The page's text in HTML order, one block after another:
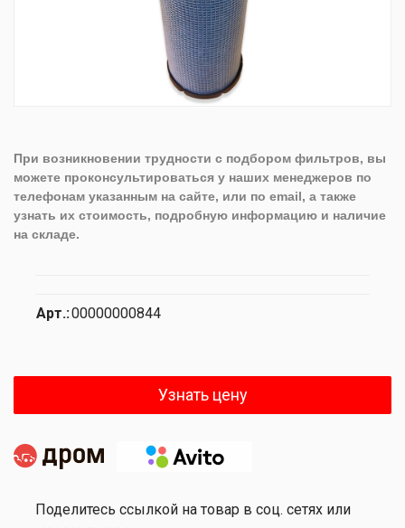
При возникновении трудности с подбором фильтров, вы
можете проконсультироваться у наших менеджеров по
телефонам указанным на сайте, или по email, а также
узнать их стоимость, подробную информацию и наличие
на складе.
Арт.:00000000844
Узнать цену
Поделитесь ссылкой на товар в соц. сетях или